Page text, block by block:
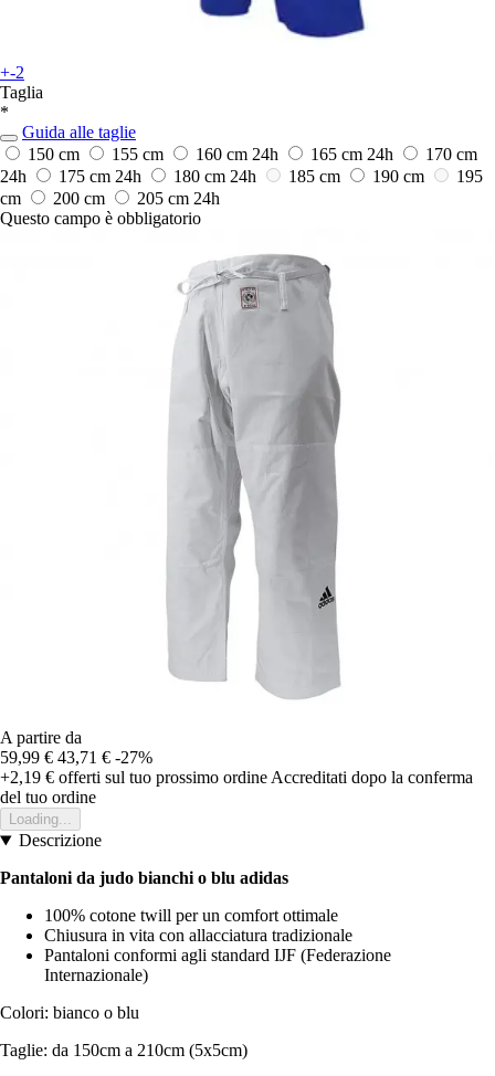
+-2
Taglia
*
Guida alle taglie
150 cm
155 cm 160 cm 24h 165 cm 24h
170 cm
24h
175 cm 24h 180 cm 24h 185 cm 190 cm
195
cm
200 cm 205 cm 24h
Questo campo è obbligatorio
A partire da
59,99 € 43,71 € -27%
+2,19 € offerti sul tuo prossimo ordine Accreditati dopo la conferma
del tuo ordine
Loading...
Descrizione
Pantaloni da judo bianchi o blu adidas
100% cotone twill per un comfort ottimale
Chiusura in vita con allacciatura tradizionale
Pantaloni conformi agli standard IJF (Federazione
Internazionale)
Colori: bianco o blu
Taglie: da 150cm a 210cm (5x5cm)